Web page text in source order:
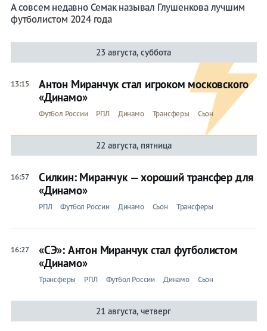
А совсем недавно Семак называл Глушенкова лучшим
футболистом 2024 года
23 августа, суббота
13:15
Антон Миранчук стал игроком московского
«Динамо»
Футбол России РПЛ Динамо Трансферы Сьон
22 августа, пятница
16:57
Силкин: Миранчук — хороший трансфер для
«Динамо»
РПЛ Футбол России Динамо Сьон Трансферы
16:27
«СЭ»: Антон Миранчук стал футболистом
«Динамо»
Трансферы РПЛ Футбол России Динамо Сьон
21 августа, четверг